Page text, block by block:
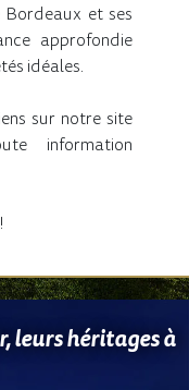
et ses
approfondie
idéales.
sur notre site
information
leurs héritages à